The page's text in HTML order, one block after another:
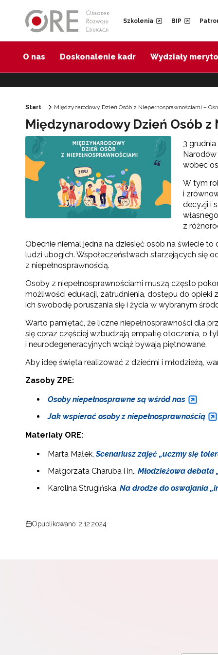
Szkolenia BIP
O nas Doskonalenie kadr Wydziały
Start Międzynarodowy Dzień Osób z Niepełnosprawnościami –
Międzynarodowy Dzień Osób
3
Narodów
wobec
W tym
i
decyzji i
z
Obecnie niemal jedna na dziesięć osób na świecie
ludzi ubogich. Wspołeczeństwach starzejących się
z niepełnosprawnością.
Osoby z niepełnosprawnościami muszą często
możliwości edukacji, zatrudnienia, dostępu do
ich swobodę poruszania się i życia w wybranym
Warto pamiętać, że liczne niepełnosprawności dla
się coraz częściej wzbudzają empatię otoczenia, o
i neurodegeneracyjnych wciąż bywają piętnowane.
Aby ideę święta realizować z dziećmi i młodzieżą,
Zasoby ZPE:
Osoby niepełnosprawne są wśród nas
Jak wspierać osoby z niepełnosprawnością
Materiały ORE:
Marta Małek,Scenariusz zajęć „uczmy się
Małgorzata Charuba i in., Młodzieżowa debata
Karolina Strugińska, Na drodze do oswajania
Opublikowano: 2.12.2024